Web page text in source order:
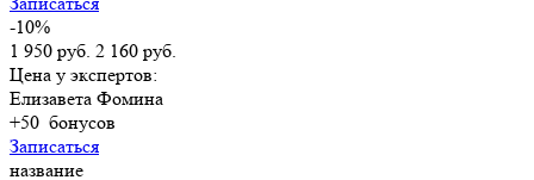
-10%
1 950 руб. 2 160 руб.
Цена у экспертов:
Елизавета Фомина
+50 бонусов
Записаться
название